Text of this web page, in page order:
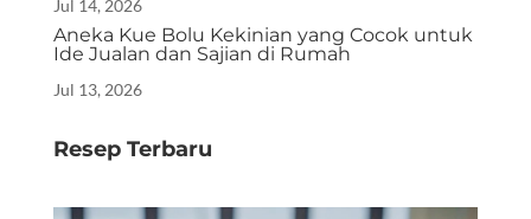
Jul 14, 2026
Aneka Kue Bolu Kekinian yang Cocok untuk
Ide Jualan dan Sajian di Rumah
Jul 13, 2026
Resep Terbaru